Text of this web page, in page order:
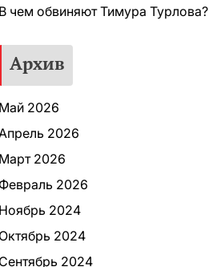
В чем обвиняют Тимура Турлова?
Архив
Май 2026
2026
Март 2026
Февраль 2026
Ноябрь 2024
Октябрь 2024
Сентябрь 2024